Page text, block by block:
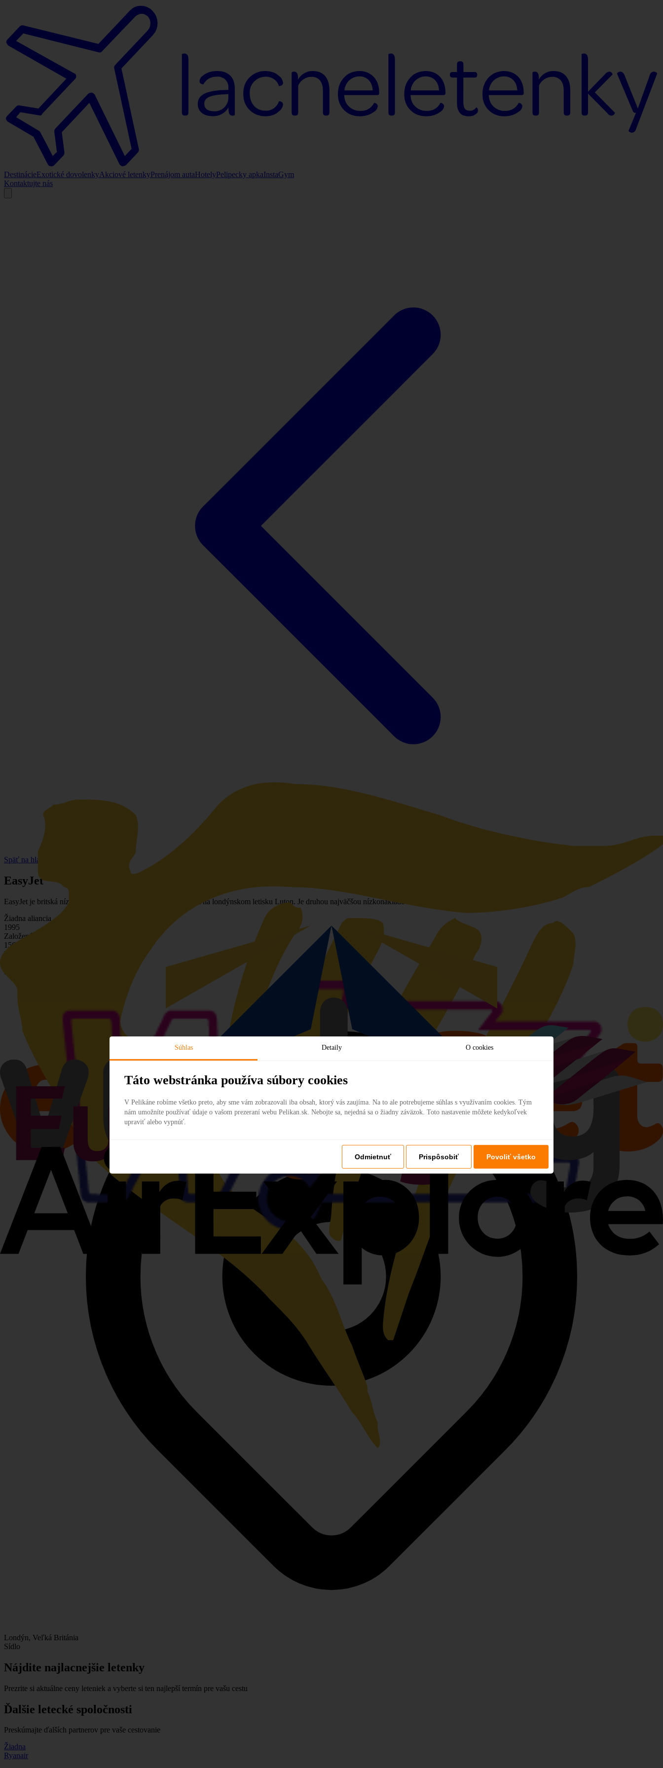
DestinácieExotické dovolenkyAkciové letenkyPrenájom autaHotelyPelipecky apkaInstaGym
Kontaktujte nás
Späť na hlavnú stránku
EasyJet
EasyJet je britská nízkonákladová letecká spoločnosť so sídlom na londýnskom letisku Luton. Je druhou najväčšou nízkonákladovou spoločnosťou v Európe.
Žiadna aliancia
1995
Založená
156+
Destinácií
Lietadiel
Londýn, Veľká Británia
Sídlo
Nájdite najlacnejšie letenky
Prezrite si aktuálne ceny leteniek a vyberte si ten najlepší termín pre vašu cestu
Ďalšie letecké spoločnosti
Preskúmajte ďalších partnerov pre vaše cestovanie
Žiadna
Ryanair
Súhlas Detaily O cookies
Táto webstránka používa súbory cookies
V Pelikáne robíme všetko preto, aby sme vám zobrazovali iba obsah, ktorý vás zaujíma. Na to ale potrebujeme súhlas s využívaním cookies. Tým
nám umožníte používať údaje o vašom prezeraní webu Pelikan.sk. Nebojte sa, nejedná sa o žiadny záväzok. Toto nastavenie môžete kedykoľvek
upraviť alebo vypnúť.
Odmietnuť Prispôsobiť Povoliť všetko